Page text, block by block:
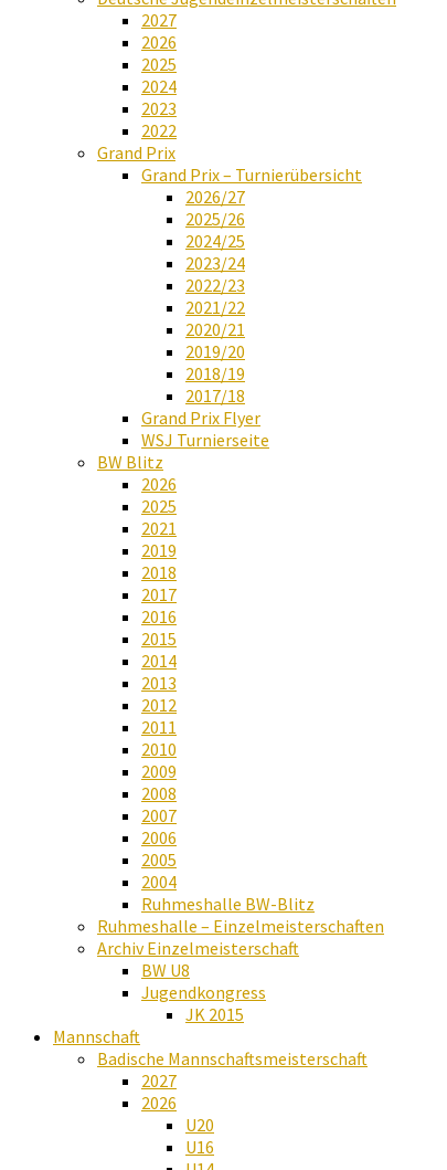
2027
2026
2025
2024
2023
2022
Grand Prix
Grand Prix – Turnierübersicht
2026/27
2025/26
2024/25
2023/24
2022/23
2021/22
2020/21
2019/20
2018/19
2017/18
Grand Prix Flyer
WSJ Turnierseite
BW Blitz
2026
2025
2021
2019
2018
2017
2016
2015
2014
2013
2012
2011
2010
2009
2008
2007
2006
2005
2004
Ruhmeshalle BW-Blitz
Ruhmeshalle – Einzelmeisterschaften
Archiv Einzelmeisterschaft
BW U8
Jugendkongress
JK 2015
Mannschaft
Badische Mannschaftsmeisterschaft
2027
2026
U20
U16